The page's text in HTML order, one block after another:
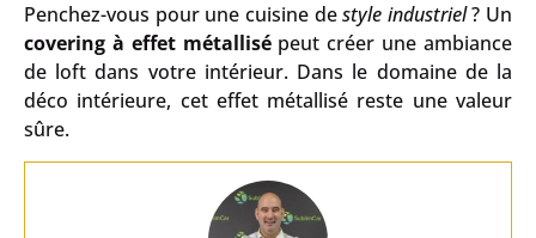
Penchez-vous pour une cuisine destyle industriel? Un
covering à effet métallisépeut créer une ambiance
de loft dans votre intérieur. Dans le domaine de la
déco intérieure, cet effet métallisé reste une valeur
sûre.